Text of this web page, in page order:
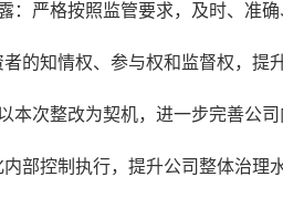
：严格按照监管要求，及时、准
的知情权、参与权和监督权，提
本次整改为契机，进一步完善公
部控制执行，提升公司整体治理